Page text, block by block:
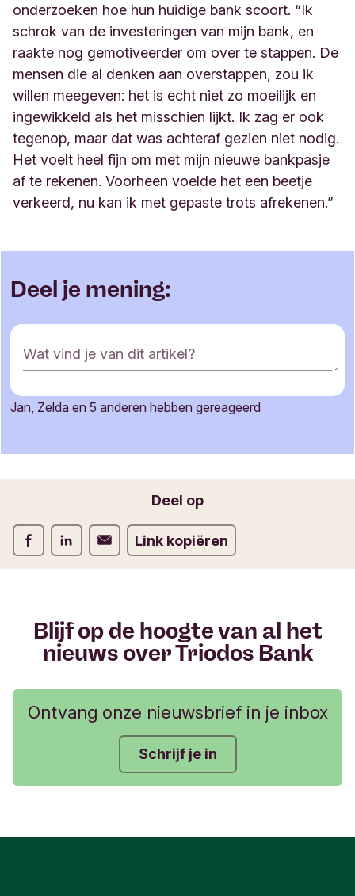
onderzoeken hoe hun huidige bank scoort. “Ik
schrok van de investeringen van mijn bank, en
raakte nog gemotiveerder om over te stappen. De
mensen die al denken aan overstappen, zou ik
willen meegeven: het is echt niet zo moeilijk en
ingewikkeld als het misschien lijkt. Ik zag er ook
tegenop, maar dat was achteraf gezien niet nodig.
Het voelt heel fijn om met mijn nieuwe bankpasje
af te rekenen. Voorheen voelde het een beetje
verkeerd, nu kan ik met gepaste trots afrekenen.”
Deel je mening:
R
e
c
e
m
u
l
Wat vind je van dit artikel?
Jan, Zelda en 5 anderen hebben gereageerd
Deel op
Deel op Facebook
Deel op LinkedInDeel op Verstuur per email
Link kopiëren
Blijf op de hoogte van al het
nieuws over Triodos Bank
Ontvang onze nieuwsbrief in je inbox
Schrijf je in